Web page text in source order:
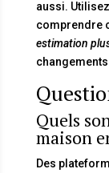
aussi.
comprendre
estimation
Quels
maison
Des